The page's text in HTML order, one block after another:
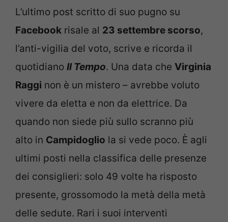
L’ultimo post scritto di suo pugno su
Facebook risale al 23 settembre scorso,
l’anti-vigilia del voto, scrive e ricorda il
quotidiano Il Tempo. Una data che Virginia
Raggi non è un mistero – avrebbe voluto
vivere da eletta e non da elettrice. Da
quando non siede più sullo scranno più
alto in Campidoglio la si vede poco. È agli
ultimi posti nella classifica delle presenze
dei consiglieri: solo 49 volte ha risposto
presente, grossomodo la metà della metà
delle sedute. Rari i suoi interventi